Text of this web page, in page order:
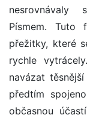
nesrovnávaly
Písmem. Tuto
přežitky, které
rychle
navázat
předtím
občasnou